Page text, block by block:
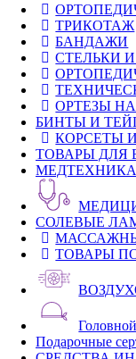
ТРИКОТАЖ
БАНДАЖИ
СТЕЛЬКИ
ОРТЕЗЫ
БИНТЫ И
КОРСЕТЫ
ТОВАРЫ ДЛЯ
МЕДТЕХНИКА
СОЛЕВЫЕ
ТОВАРЫ
Подарочные